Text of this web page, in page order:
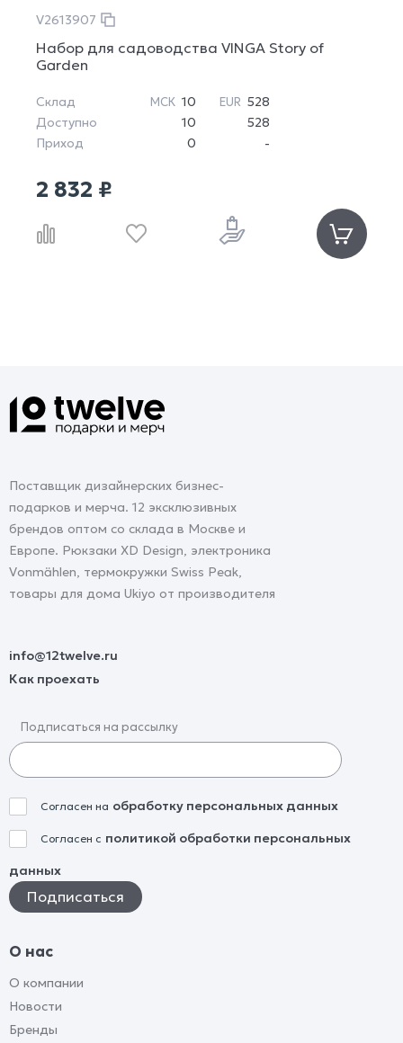
V2613907
Набор для садоводства VINGA Story of
Garden
Склад МСК 10 EUR 528
Доступно
10
528
Приход
0 -
2 832 ₽
Поставщик дизайнерских бизнес-
подарков и мерча. 12 эксклюзивных
брендов оптом со склада в Москве и
Европе. Рюкзаки XD Design, электроника
Vonmählen, термокружки Swiss Peak,
товары для дома Ukiyo от производителя
info@12twelve.ru
Как проехать
Подписаться на рассылку
Согласен на обработку персональных данных
Согласен с политикой обработки персональных
данных
О нас
О компании
Новости
Бренды